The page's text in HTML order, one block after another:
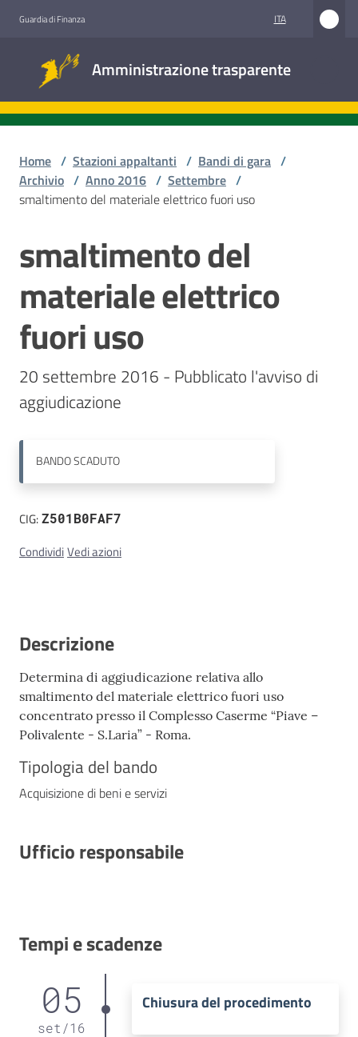
Guardia di Finanza ITA
Amministrazione trasparente
trasparente
Stazioni
appaltanti
Contatti
Home / Stazioni appaltanti / Bandi di gara /
Archivio / Anno 2016 / Settembre /
smaltimento del materiale elettrico fuori uso
Salta al contenuto
smaltimento del
materiale elettrico
fuori uso
20 settembre 2016 - Pubblicato l'avviso di
BANDOSCADUTO
CIG:Z501B0FAF7
CondividiVedi azioni
Descrizione
Determina di aggiudicazione relativa allo
smaltimento del materiale elettrico fuori uso
concentrato presso il Complesso Caserme “Piave –
Polivalente - S.Laria” - Roma.
Tipologia del bando
Acquisizione di beni e servizi
Ufficio responsabile
Tempi e scadenze
05
set /16
Chiusura del procedimento